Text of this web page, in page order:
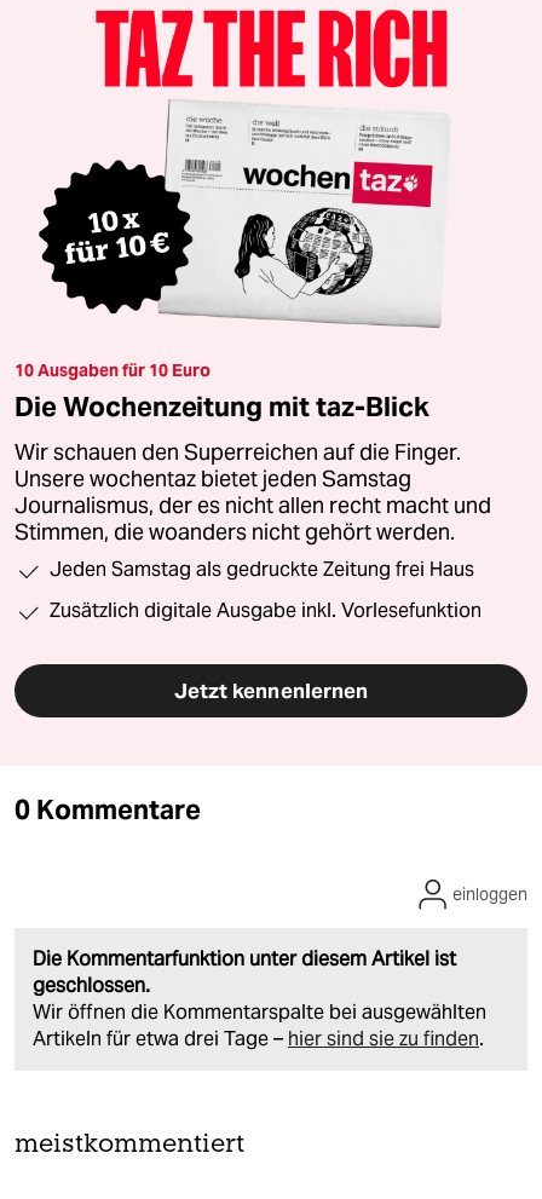
10 Ausgaben für 10 Euro
Die Wochenzeitung mit taz-Blick
Wir schauen den Superreichen auf die Finger.
Unsere wochentaz bietet jeden Samstag
Journalismus, der es nicht allen recht macht und
Stimmen, die woanders nicht gehört werden.
Jeden Samstag als gedruckte Zeitung frei Haus
Zusätzlich digitale Ausgabe inkl. Vorlesefunktion
Jetzt kennenlernen
0 Kommentare
Die Kommentarfunktion unter diesem Artikel ist
geschlossen.
Wir öffnen die Kommentarspalte bei ausgewählten
Artikeln für etwa drei Tage – hier sind sie zu finden.
einloggen
meistkommentiert